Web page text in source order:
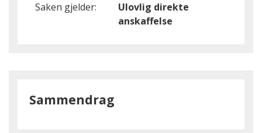
Saken gjelder:
Ulovlig direkte
anskaffelse
Sammendrag